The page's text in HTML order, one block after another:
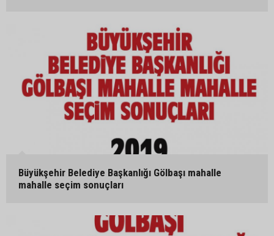
Büyükşehir Belediye Başkanlığı Gölbaşı mahalle
mahalle seçim sonuçları